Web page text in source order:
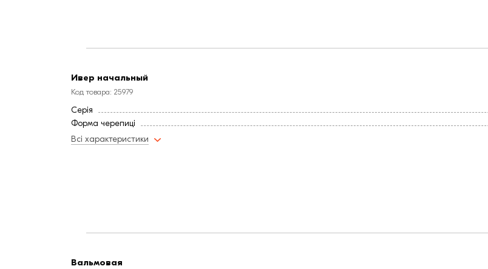
Ивер начальный
Код товара: 25979
Серія
Форма черепиці
Всі характеристики
Вальмовая